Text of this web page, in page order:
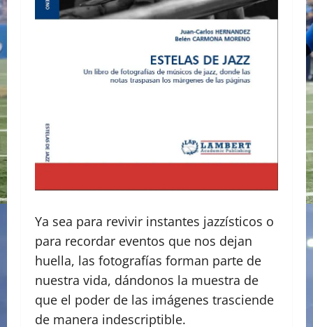
Ya sea para revivir instantes jazzísticos o
para recordar eventos que nos dejan
huella, las fotografías forman parte de
nuestra vida, dándonos la muestra de
que el poder de las imágenes trasciende
de manera indescriptible.